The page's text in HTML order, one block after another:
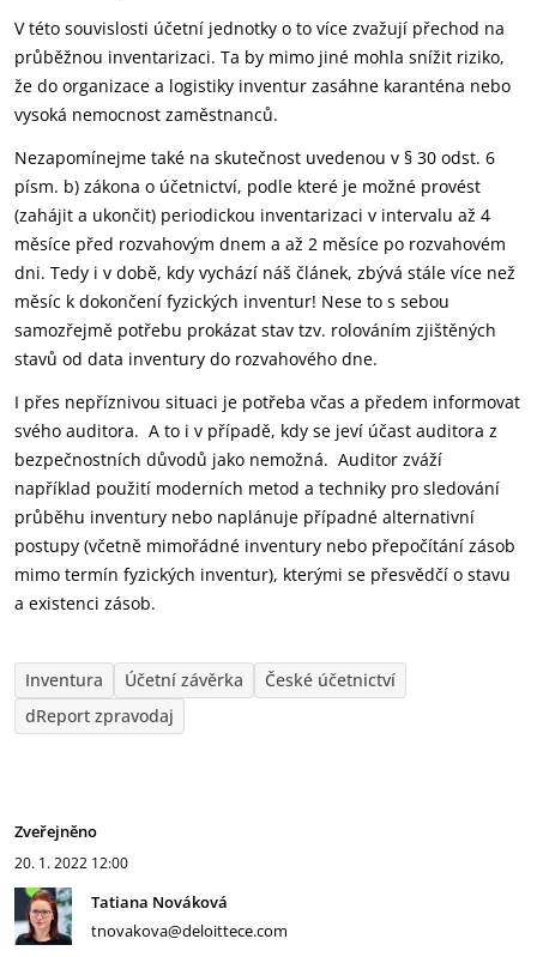
V této souvislosti účetní jednotky o to více zvažují přechod na
průběžnou inventarizaci. Ta by mimo jiné mohla snížit riziko,
že do organizace a logistiky inventur zasáhne karanténa nebo
vysoká nemocnost zaměstnanců.
Nezapomínejme také na skutečnost uvedenou v § 30 odst. 6
písm. b) zákona o účetnictví, podle které je možné provést
(zahájit a ukončit) periodickou inventarizaci v intervalu až 4
měsíce před rozvahovým dnem a až 2 měsíce po rozvahovém
dni. Tedy i v době, kdy vychází náš článek, zbývá stále více než
měsíc k dokončení fyzických inventur! Nese to s sebou
samozřejmě potřebu prokázat stav tzv. rolováním zjištěných
stavů od data inventury do rozvahového dne.
I přes nepříznivou situaci je potřeba včas a předem informovat
svého auditora. A to i v případě, kdy se jeví účast auditora z
bezpečnostních důvodů jako nemožná. Auditor zváží
například použití moderních metod a techniky pro sledování
průběhu inventury nebo naplánuje případné alternativní
postupy (včetně mimořádné inventury nebo přepočítání zásob
mimo termín fyzických inventur), kterými se přesvědčí o stavu
a existenci zásob.
Inventura Účetní závěrka
České účetnictví
dReport zpravodaj
Zveřejněno
20. 1. 2022 12:00
Tatiana Nováková
tnovakova@deloittece.com